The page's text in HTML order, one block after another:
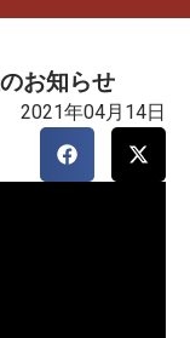
お知らせ
2021年04月14日